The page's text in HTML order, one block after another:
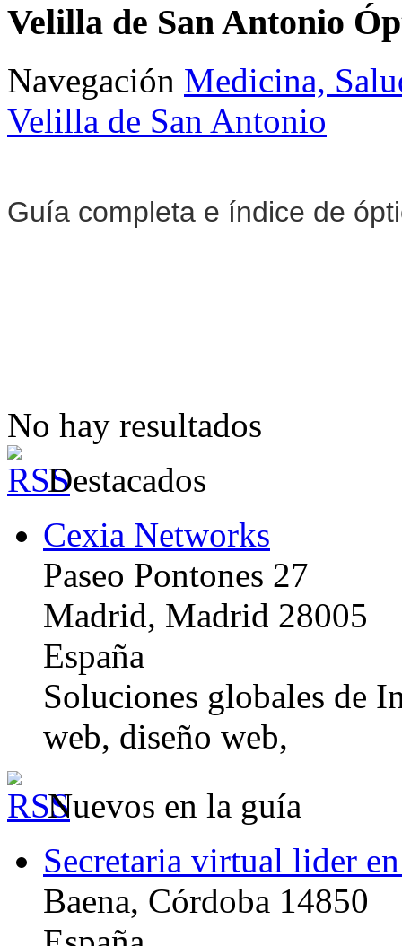
Velilla de San Antonio
Navegación Medicina,
Velilla de San Antonio
Guía completa e índice de
No hay resultados
Destacados
Cexia Networks
Paseo Pontones 27
Madrid, Madrid 28005
España
Soluciones globales de
web, diseño web,
Nuevos en la guía
Secretaria virtual lider
Baena, Córdoba 14850